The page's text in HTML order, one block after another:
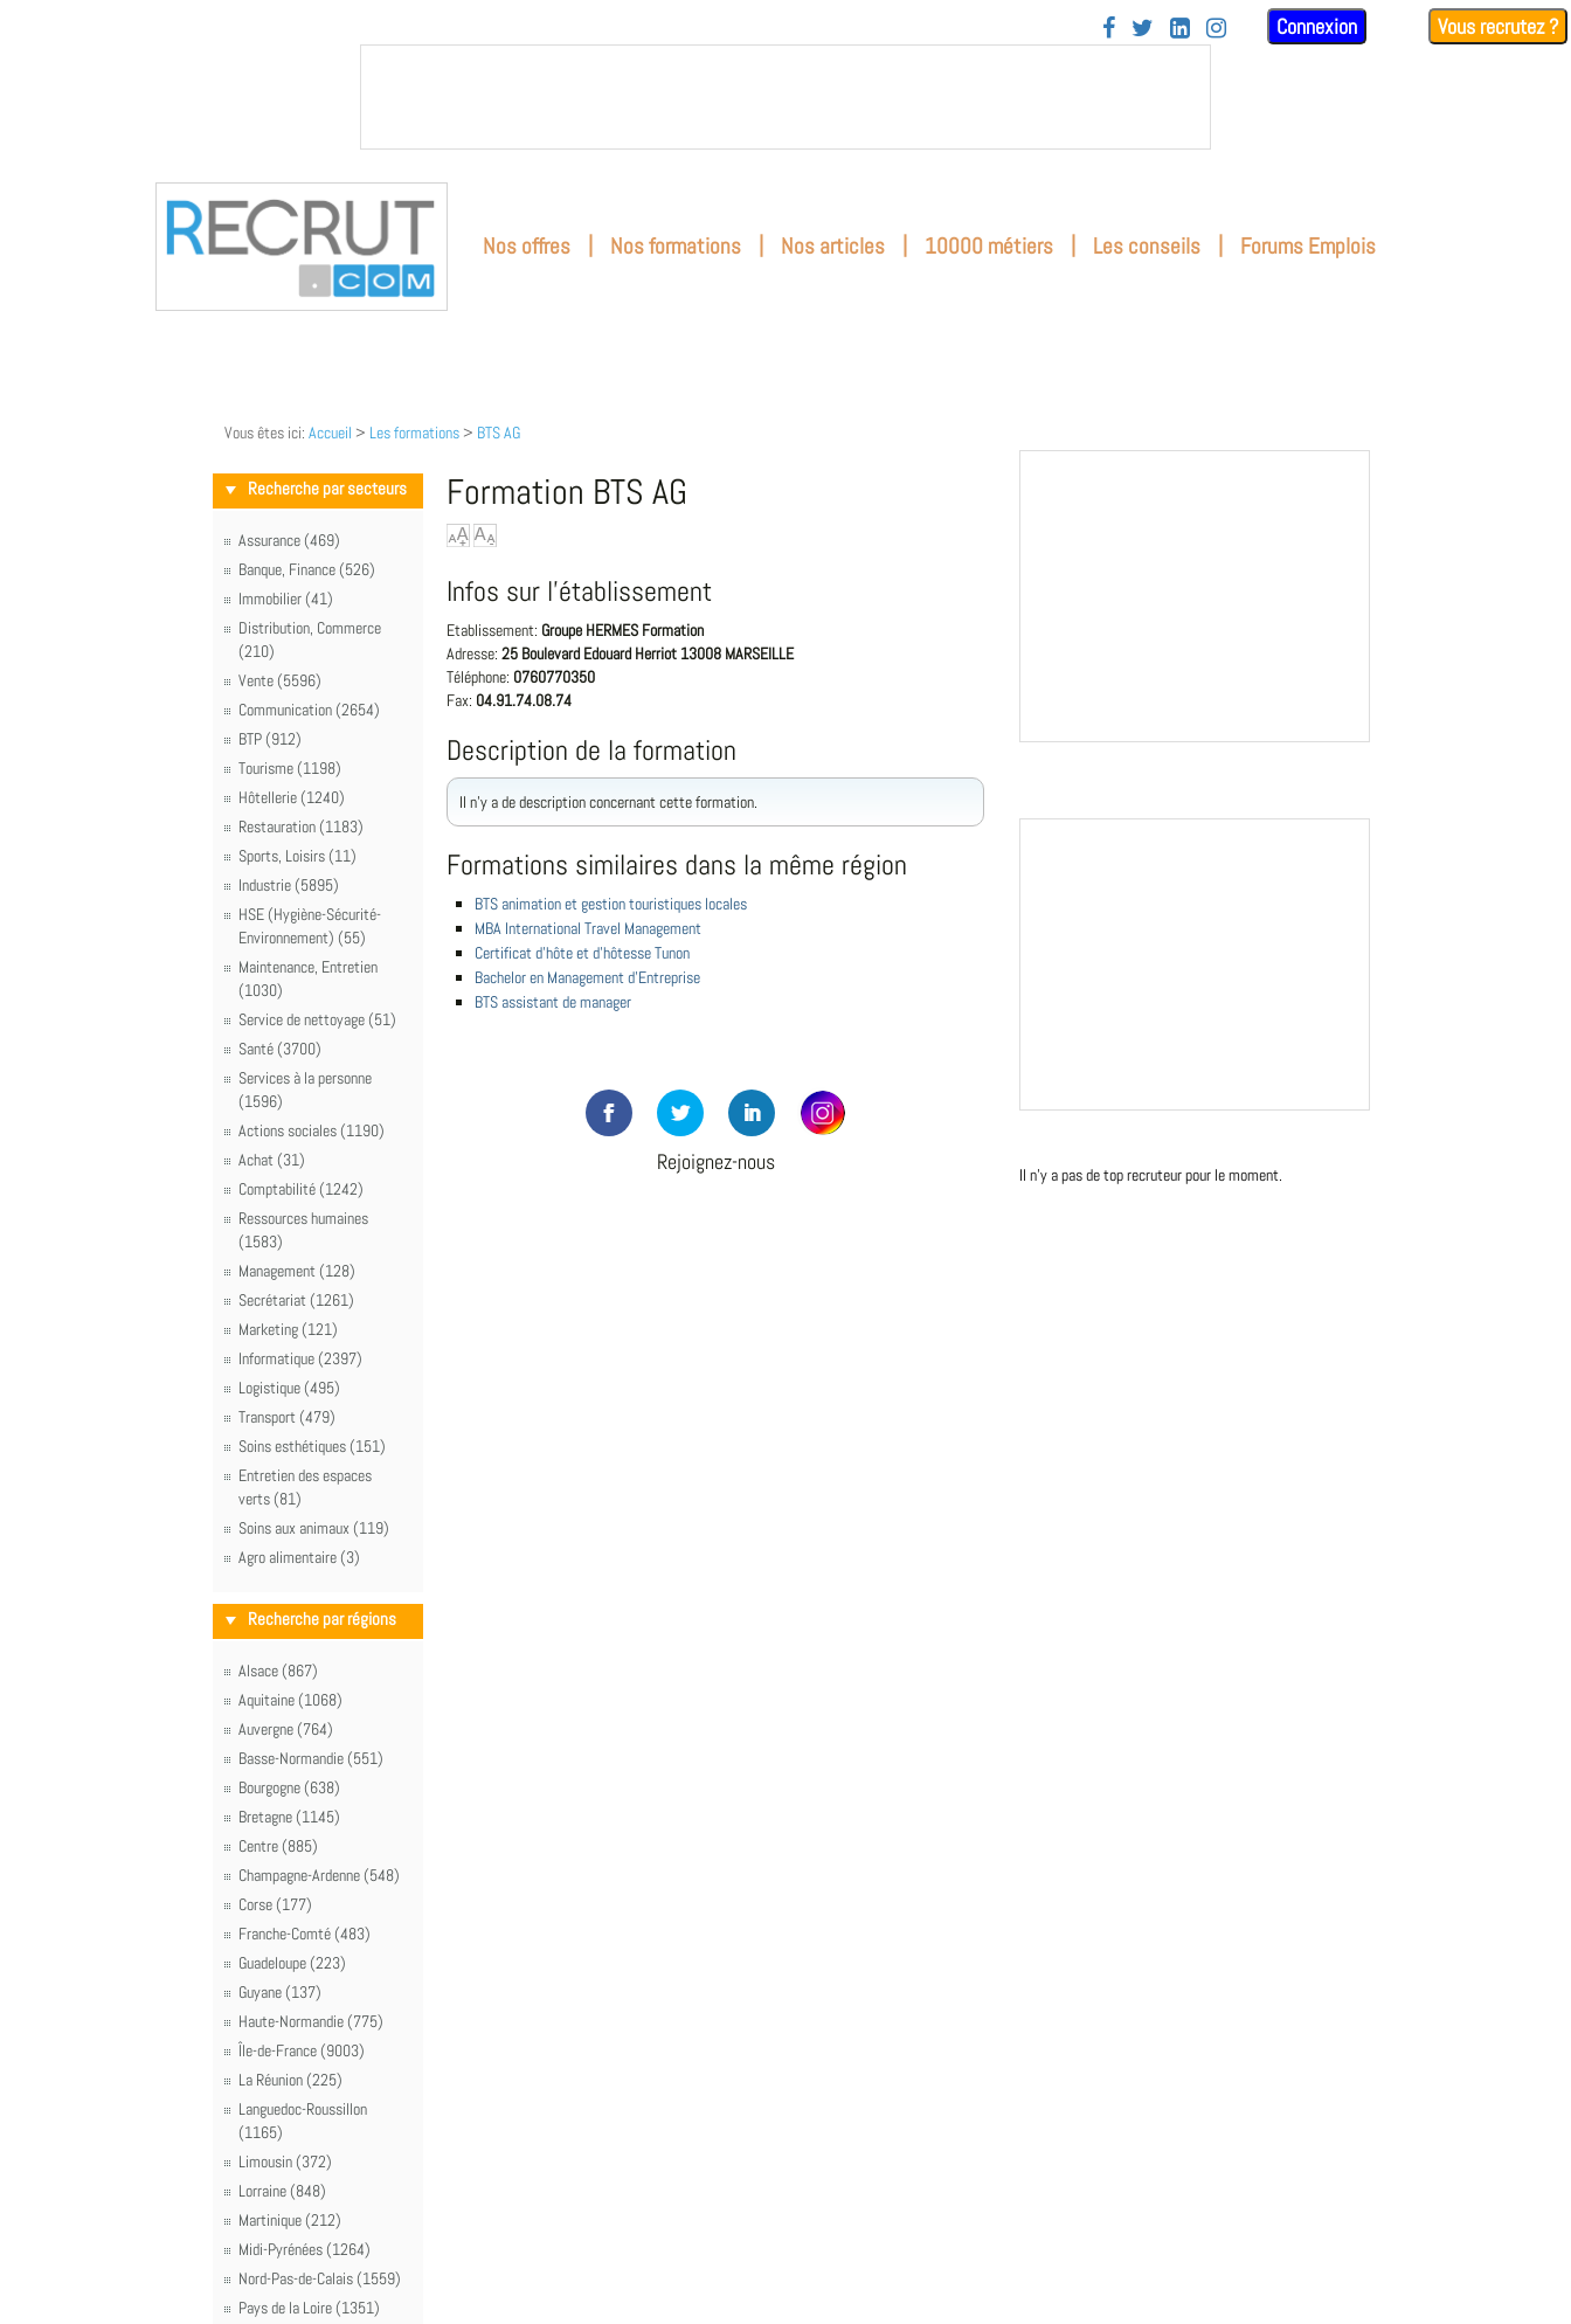
    Connexion Vous recrutez ?
Nos offres | Nos formations | Nos articles | 10000 métiers | Les conseils | Forums Emplois
Vous êtes ici: Accueil > Les formations > BTS AG
Recherche par secteurs
Assurance (469)
Banque, Finance (526)
Immobilier (41)
Distribution, Commerce
(210)
Vente (5596)
Communication (2654)
BTP (912)
Tourisme (1198)
Hôtellerie (1240)
Restauration (1183)
Sports, Loisirs (11)
Industrie (5895)
HSE (Hygiène-Sécurité-
Environnement) (55)
Maintenance, Entretien
(1030)
Service de nettoyage (51)
Santé (3700)
Services à la personne
(1596)
Actions sociales (1190)
Achat (31)
Comptabilité (1242)
Ressources humaines
(1583)
Management (128)
Secrétariat (1261)
Marketing (121)
Informatique (2397)
Logistique (495)
Transport (479)
Soins esthétiques (151)
Entretien des espaces
verts (81)
Soins aux animaux (119)
Agro alimentaire (3)
Recherche par régions
Alsace (867)
Aquitaine (1068)
Auvergne (764)
Basse-Normandie (551)
Bourgogne (638)
Bretagne (1145)
Centre (885)
Champagne-Ardenne (548)
Corse (177)
Franche-Comté (483)
Guadeloupe (223)
Guyane (137)
Haute-Normandie (775)
Île-de-France (9003)
La Réunion (225)
Languedoc-Roussillon
(1165)
Limousin (372)
Lorraine (848)
Martinique (212)
Midi-Pyrénées (1264)
Nord-Pas-de-Calais (1559)
Pays de la Loire (1351)
Formation BTS AG
Infos sur l'établissement
Etablissement: Groupe HERMES Formation
Adresse: 25 Boulevard Edouard Herriot 13008 MARSEILLE
Téléphone: 0760770350
Fax: 04.91.74.08.74
Description de la formation
Il n'y a de description concernant cette formation.
Formations similaires dans la même région
BTS animation et gestion touristiques locales
MBA International Travel Management
Certificat d'hôte et d'hôtesse Tunon
Bachelor en Management d’Entreprise
BTS assistant de manager
Rejoignez-nous Il n'y a pas de top recruteur pour le moment.